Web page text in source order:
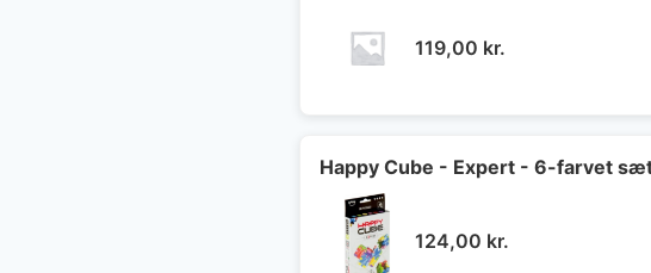
119,00 kr.
Happy Cube - Expert - 6-farvet
124,00 kr.